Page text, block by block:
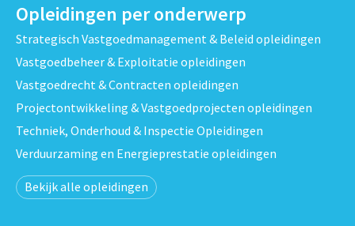
Opleidingen per onderwerp
Strategisch Vastgoedmanagement & Beleid opleidingen
Vastgoedbeheer & Exploitatie opleidingen
Vastgoedrecht & Contracten opleidingen
Projectontwikkeling & Vastgoedprojecten opleidingen
Techniek, Onderhoud & Inspectie Opleidingen
Verduurzaming en Energieprestatie opleidingen
Bekijk alle opleidingen